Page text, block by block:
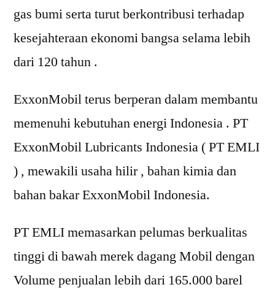
gas bumi serta turut berkontribusi terhadap
kesejahteraan ekonomi bangsa selama lebih
dari 120 tahun .
ExxonMobil terus berperan dalam membantu
memenuhi kebutuhan energi Indonesia . PT
ExxonMobil Lubricants Indonesia ( PT EMLI
) , mewakili usaha hilir , bahan kimia dan
bahan bakar ExxonMobil Indonesia.
PT EMLI memasarkan pelumas berkualitas
tinggi di bawah merek dagang Mobil dengan
Volume penjualan lebih dari 165.000 barel